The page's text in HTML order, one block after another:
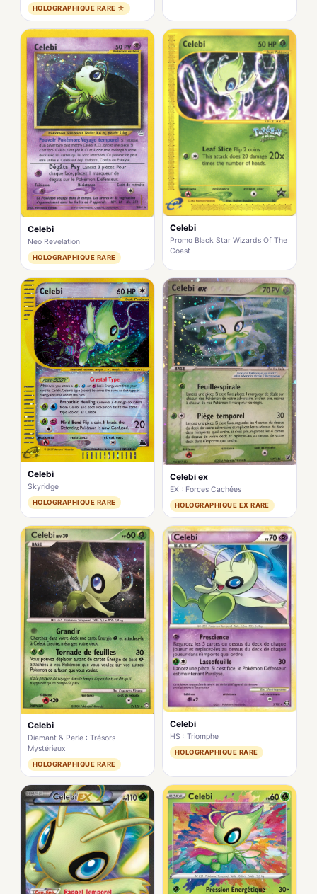
HOLOGRAPHIQUE RARE ☆
Celebi
Neo Revelation
HOLOGRAPHIQUE RARE
Celebi
Promo Black Star Wizards Of The
Coast
Celebi
Skyridge
HOLOGRAPHIQUE RARE
Celebi ex
EX : Forces Cachées
HOLOGRAPHIQUE EX RARE
Celebi
Diamant & Perle : Trésors
Mystérieux
HOLOGRAPHIQUE RARE
Celebi
HS : Triomphe
HOLOGRAPHIQUE RARE